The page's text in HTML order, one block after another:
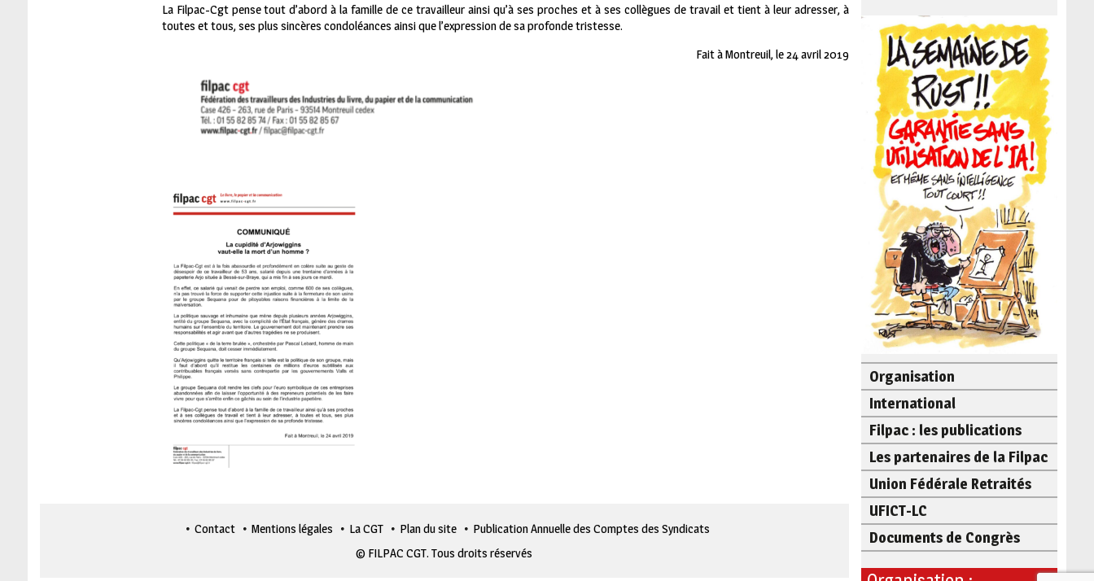
La Filpac-Cgt pense tout d’abord à la famille de ce travailleur ainsi qu’à ses proches et à ses collègues de travail et tient à leur adresser, à
toutes et tous, ses plus sincères condoléances ainsi que l’expression de sa profonde tristesse.
Fait à Montreuil, le 24 avril 2019
Contact Mentions légales La CGT Plan du site
Publication Annuelle des Comptes des Syndicats
© FILPAC CGT. Tous droits réservés
Organisation
International
Filpac : les publications
Les partenaires de la Filpac
Union Fédérale Retraités
UFICT-LC
Documents de Congrès